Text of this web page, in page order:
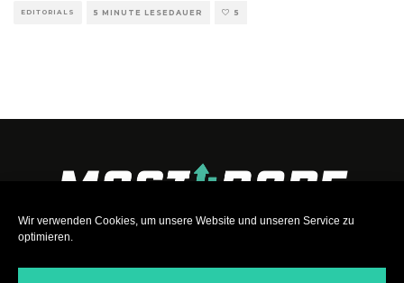
Wir verwenden Cookies, um unsere Website und unseren Service zu
optimieren.
EDITORIALS 5 MINUTE LESEDAUER 5